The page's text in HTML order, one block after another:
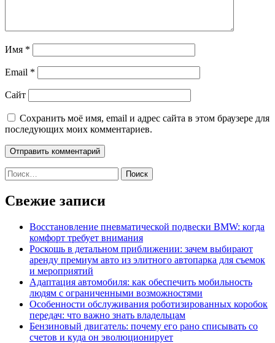
Имя *
Email *
Сайт
Сохранить моё имя, email и адрес сайта в этом браузере для
последующих моих комментариев.
Найти:
Свежие записи
Восстановление пневматической подвески BMW: когда
комфорт требует внимания
Роскошь в детальном приближении: зачем выбирают
аренду премиум авто из элитного автопарка для съемок
и мероприятий
Адаптация автомобиля: как обеспечить мобильность
людям с ограниченными возможностями
Особенности обслуживания роботизированных коробок
передач: что важно знать владельцам
Бензиновый двигатель: почему его рано списывать со
счетов и куда он эволюционирует